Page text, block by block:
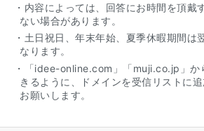
・内容によっては、回答にお時間を頂戴
ない場合があります。
・土日祝日、年末年始、夏季休暇期間は
なります。
・「idee-online.com」「muji.co.jp」か
きるように、ドメインを受信リストに
お願いします。